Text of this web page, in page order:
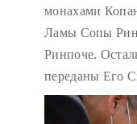
монахами
Ламы Сопы
Ринпоче.
переданы Его